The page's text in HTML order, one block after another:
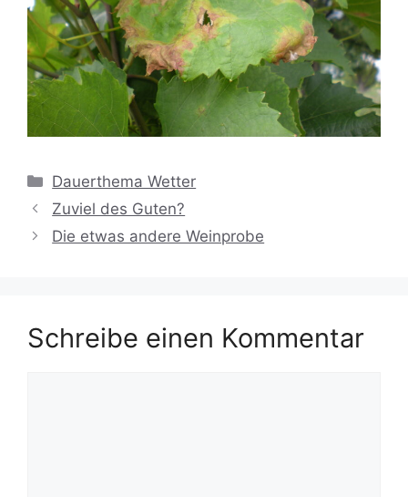
Kategorien
Dauerthema Wetter
Zuviel des Guten?
Die etwas andere Weinprobe
Schreibe einen Kommentar